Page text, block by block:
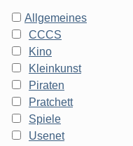
Allgemeines
CCCS
Kino
Kleinkunst
Piraten
Pratchett
Spiele
Usenet